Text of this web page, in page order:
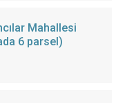
Mahallesi
6 parsel)